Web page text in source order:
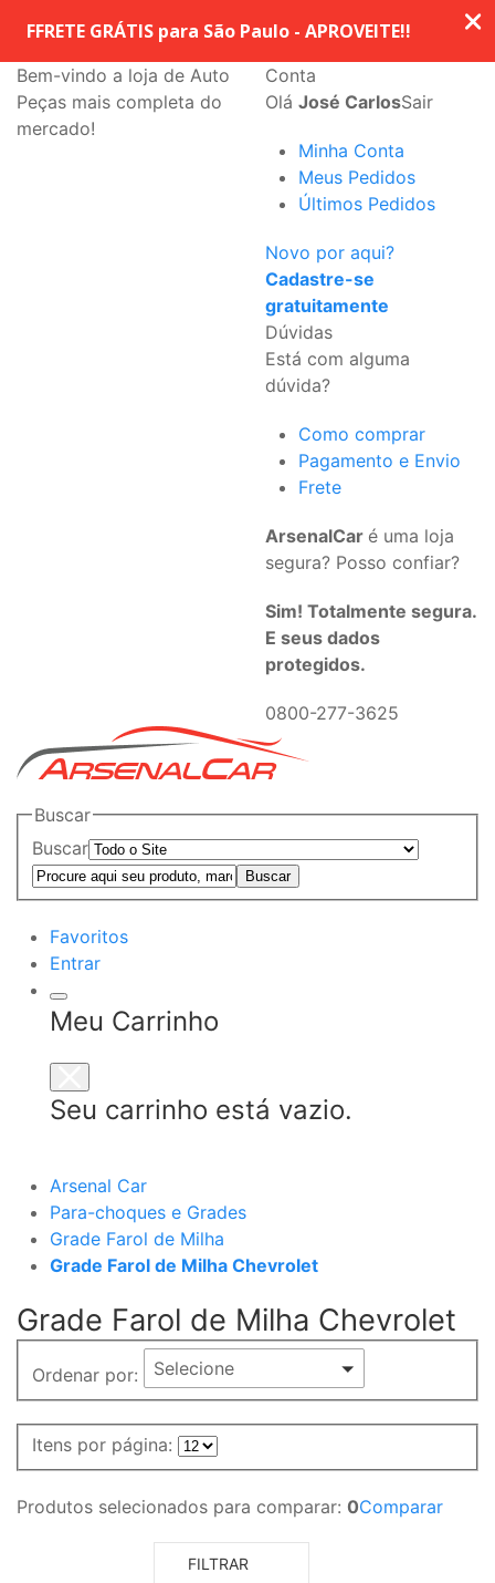
Bem-vindo a loja de Auto
Peças mais completa do
mercado!
Conta
OláJosé CarlosSair
Minha Conta
Meus Pedidos
Últimos Pedidos
Novo por aqui?
Cadastre-se
gratuitamente
Dúvidas
Está com alguma
dúvida?
Como comprar
Pagamento e Envio
Frete
ArsenalCar é uma loja
segura? Posso confiar?
Sim! Totalmente segura.
E seus dados
protegidos.
0800-277-3625
Buscar
Buscar
Favoritos
Entrar
Meu Carrinho
Seu carrinho está vazio.
Arsenal Car
Para-choques e Grades
Grade Farol de Milha
Grade Farol de Milha Chevrolet
Grade Farol de Milha Chevrolet
Ordenar por: Selecione
Itens por página:
Produtos selecionados para comparar: 0Comparar
FILTRAR